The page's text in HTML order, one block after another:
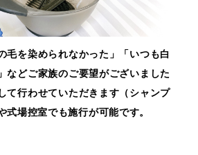
毛を染められなかった」「いつも白
などご家族のご要望がございました
て行わせていただきます（シャンプ
式場控室でも施行が可能です。